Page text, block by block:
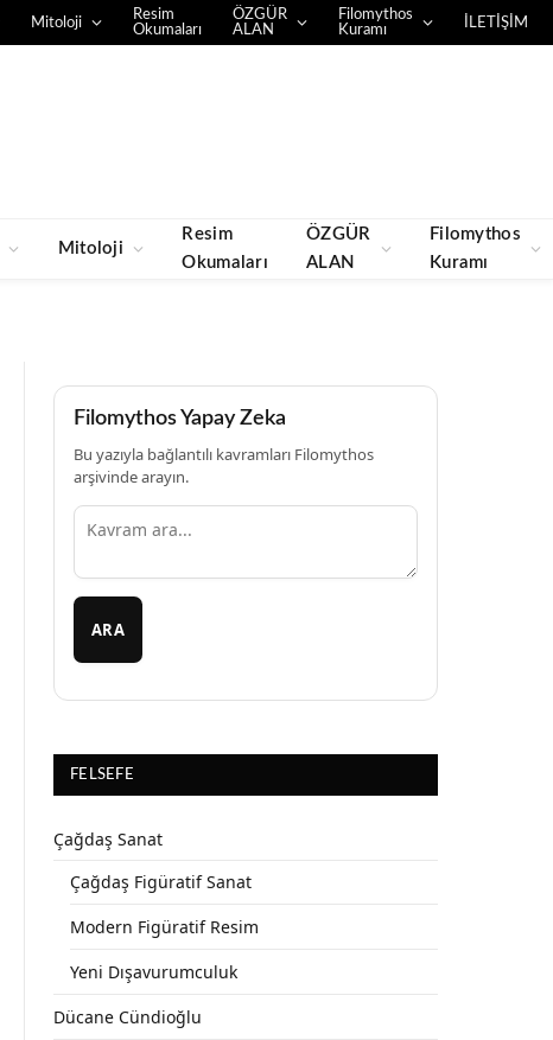
Mitoloji
Resim
Okumaları
ÖZGÜR
ALAN
Filomythos
Kuramı
İLETİŞİM
Mitoloji
Resim
Okumaları
ÖZGÜR
ALAN
Filomythos
Kuramı
Filomythos Yapay Zeka
Bu yazıyla bağlantılı kavramları Filomythos
arşivinde arayın.
ARA
FELSEFE
Çağdaş Sanat
Çağdaş Figüratif Sanat
Modern Figüratif Resim
Yeni Dışavurumculuk
Dücane Cündioğlu